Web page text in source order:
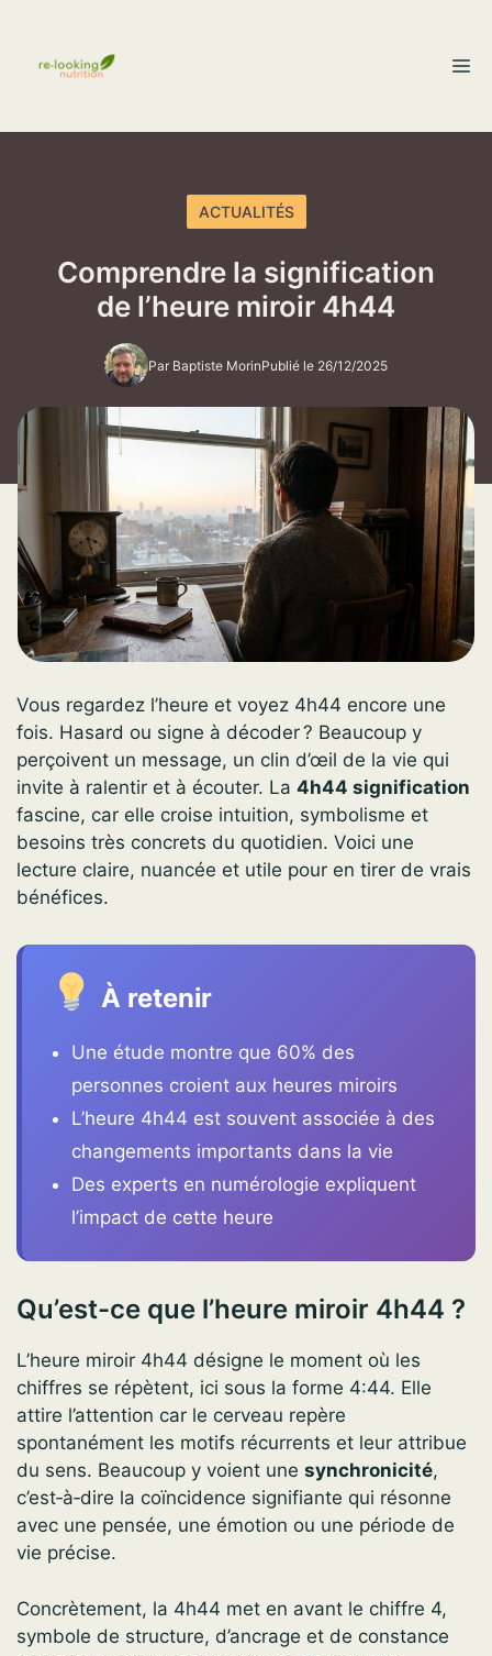
contenu
ACTUALITÉS
Comprendre la signification
de l’heure miroir 4h44
Par Baptiste MorinPublié le 26/12/2025
Vous regardez l’heure et voyez 4h44 encore une
fois. Hasard ou signe à décoder ? Beaucoup y
perçoivent un message, un clin d’œil de la vie qui
invite à ralentir et à écouter. La 4h44 signification
fascine, car elle croise intuition, symbolisme et
besoins très concrets du quotidien. Voici une
lecture claire, nuancée et utile pour en tirer de vrais
bénéfices.
À retenir
Une étude montre que 60% des
personnes croient aux heures miroirs
L’heure 4h44 est souvent associée à des
changements importants dans la vie
Des experts en numérologie expliquent
l’impact de cette heure
Qu’est-ce que l’heure miroir 4h44 ?
L’heure miroir 4h44 désigne le moment où les
chiffres se répètent, ici sous la forme 4:44. Elle
attire l’attention car le cerveau repère
spontanément les motifs récurrents et leur attribue
du sens. Beaucoup y voient une synchronicité,
c’est‑à‑dire la coïncidence signifiante qui résonne
avec une pensée, une émotion ou une période de
vie précise.
Concrètement, la 4h44 met en avant le chiffre 4,
symbole de structure, d’ancrage et de constance